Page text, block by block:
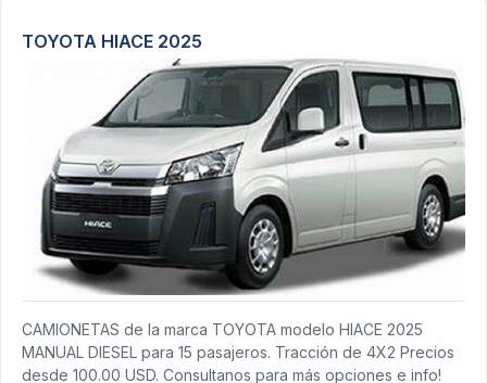
TOYOTA HIACE 2025
CAMIONETAS de la marca TOYOTA modelo HIACE 2025
MANUAL DIESEL para 15 pasajeros. Tracción de 4X2 Precios
desde 100.00 USD. Consultanos para más opciones e info!